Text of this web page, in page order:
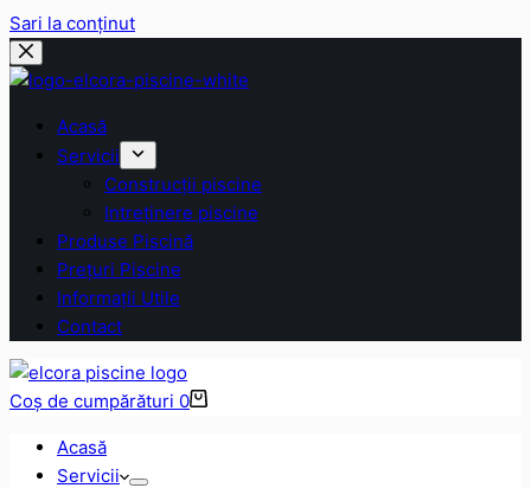
Sari la conținut
Acasă
Servicii
Construcții piscine
Intreținere piscine
Produse Piscină
Prețuri Piscine
Informații Utile
Contact
Coș de cumpărături 0
Acasă
Servicii